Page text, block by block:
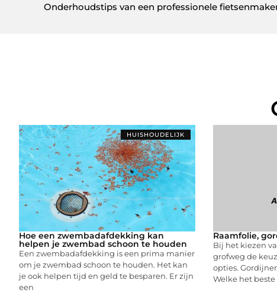
HUISHOUDELIJK
Hoe een zwembadafdekking kan
helpen je zwembad schoon te houden
Een zwembadafdekking is een prima manier
om je zwembad schoon te houden. Het kan
je ook helpen tijd en geld te besparen. Er zijn
een
Raamfolie,
Bij het kiezen
grofweg de
opties.
Welke het